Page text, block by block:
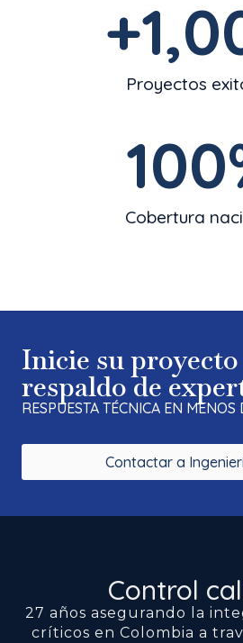
Proyectos
+
Cobertura
100
Inicie su
respaldo de
RESPUESTA TÉCNICA EN MENOS
Contactar a
Control
27 años asegurando la
críticos en Colombia a